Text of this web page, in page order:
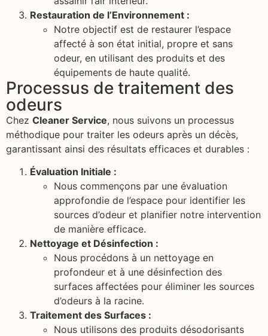
Restauration de l’Environnement :
Notre objectif est de restaurer l’espace
affecté à son état initial, propre et sans
odeur, en utilisant des produits et des
équipements de haute qualité.
Processus de traitement des
odeurs
Chez Cleaner Service, nous suivons un processus
méthodique pour traiter les odeurs après un décès,
garantissant ainsi des résultats efficaces et durables :
Évaluation Initiale :
Nous commençons par une évaluation
approfondie de l’espace pour identifier les
sources d’odeur et planifier notre intervention
de manière efficace.
Nettoyage et Désinfection :
Nous procédons à un nettoyage en
profondeur et à une désinfection des
surfaces affectées pour éliminer les sources
d’odeurs à la racine.
Traitement des Surfaces :
Nous utilisons des produits désodorisants